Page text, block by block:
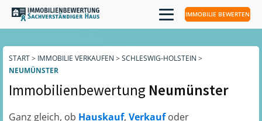
IMMOBILIE BEWERTEN
START> IMMOBILIE VERKAUFEN > SCHLESWIG-HOLSTEIN >
NEUMÜNSTER
Immobilienbewertung Neumünster
Ganz gleich, ob Hauskauf, Verkaufoder